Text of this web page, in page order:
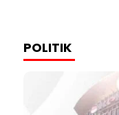
POLITIK